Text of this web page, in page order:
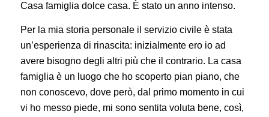
Casa famiglia dolce casa. È stato un anno intenso.
Per la mia storia personale il servizio civile è stata
un’esperienza di rinascita: inizialmente ero io ad
avere bisogno degli altri più che il contrario. La casa
famiglia è un luogo che ho scoperto pian piano, che
non conoscevo, dove però, dal primo momento in cui
vi ho messo piede, mi sono sentita voluta bene, così,